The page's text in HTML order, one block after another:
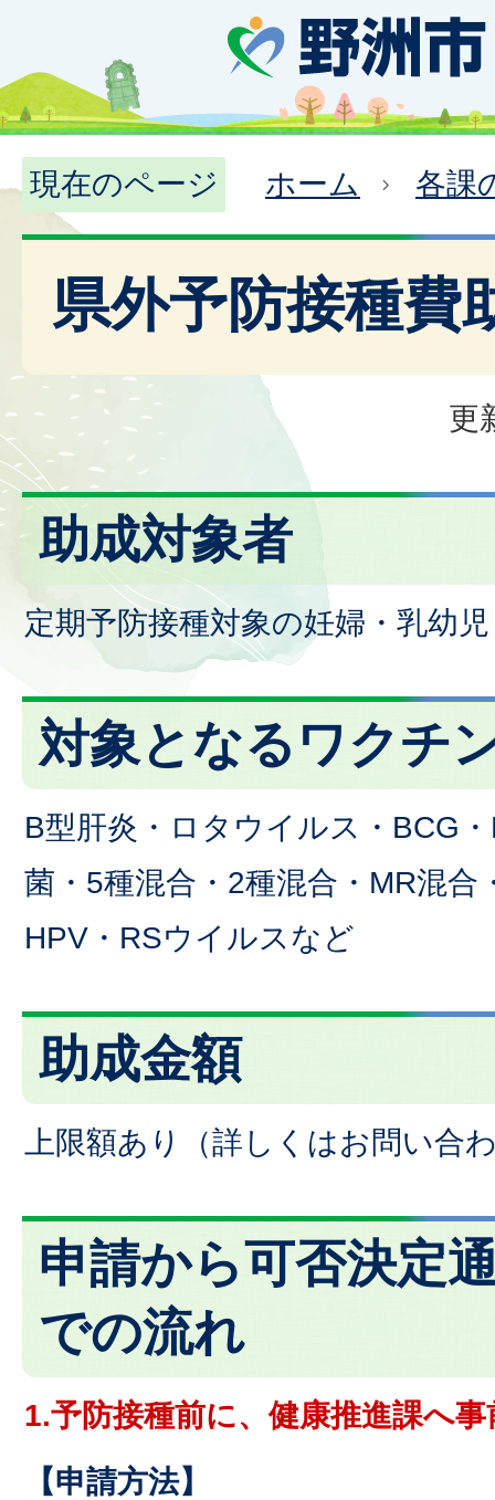
現在のページ ホーム 各課
県外予防接種費
更
助成対象者
定期予防接種対象の妊婦・乳幼
対象となるワクチ
B型肝炎・ロタウイルス・BCG
菌・5種混合・2種混合・MR混合
HPV・RSウイルスなど
助成金額
上限額あり（詳しくはお問い合
申請から可否決定
での流れ
1.予防接種前に、健康推進課へ
【申請方法】